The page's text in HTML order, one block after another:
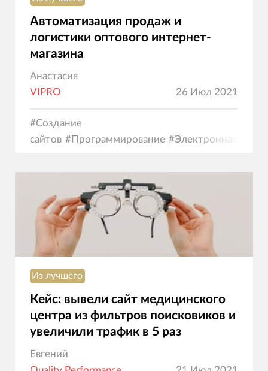
Автоматизация продаж и
логистики оптового интернет-
магазина
Анастасия
VIPRO
26 Июл 2021
#Создание
сайтов #Программирование #Электронная
Из лучшего
Кейс: вывели сайт медицинского
центра из фильтров поисковиков и
увеличили трафик в 5 раз
Евгений